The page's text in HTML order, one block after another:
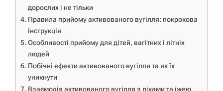
дорослих і не тільки
Правила прийому активованого вугілля: покрокова
інструкція
Особливості прийому для дітей, вагітних і літніх
людей
Побічні ефекти активованого вугілля та як їх
уникнути